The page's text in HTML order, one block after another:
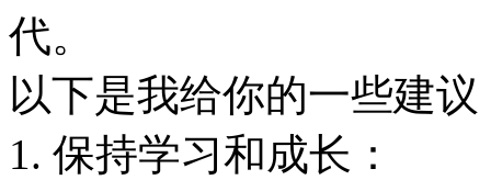
代。
以下是我给你的一些建议
1. 保持学习和成长：